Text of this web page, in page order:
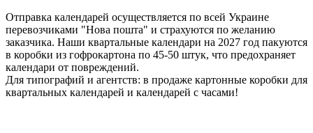
Отправка календарей осуществляется по всей Украине
перевозчиками "Нова пошта" и страхуются по желанию
заказчика. Наши квартальные календари на 2027 год пакуются
в коробки из гофрокартона по 45-50 штук, что предохраняет
календари от повреждений.
Для типографий и агентств: в продаже картонные коробки для
квартальных календарей и календарей с часами!